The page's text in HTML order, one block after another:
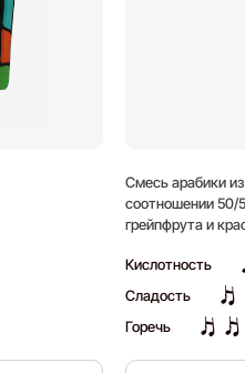
Смесь арабики
соотношении
грейпфрута и
Кислотность
Сладость
Горечь